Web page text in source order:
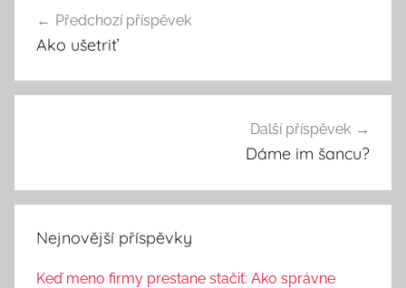
pro
Předchozí příspěvek
Ako ušetriť
Další příspěvek
Dáme im šancu?
Nejnovější příspěvky
Keď meno firmy prestane stačiť: Ako správne